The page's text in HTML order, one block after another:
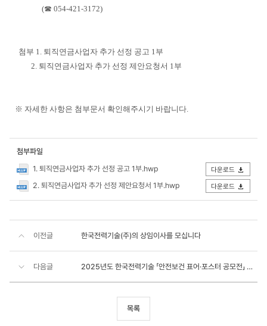
(☎ 054-421-3172)
첨부 1. 퇴직연금사업자 추가 선정 공고 1부
2. 퇴직연금사업자 추가 선정 제안요청서 1부
※ 자세한 사항은 첨부문서 확인해주시기 바랍니다.
첨부파일
1. 퇴직연금사업자 추가 선정 공고 1부.hwp
다운로드
2. 퇴직연금사업자 추가 선정 제안요청서 1부.hwp 다운로드
이전글 한국전력기술(주)의 상임이사를 모십니다
다음글 2025년도 한국전력기술 「안전보건 표어·포스터 공모전」 결과 안내
목록